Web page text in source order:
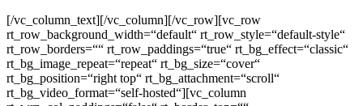
[/vc_column_text][/vc_column][/vc_row][vc_row
rt_row_background_width=“default“ rt_row_style=“default-style“
rt_row_borders=““ rt_row_paddings=“true“ rt_bg_effect=“classic“
rt_bg_image_repeat=“repeat“ rt_bg_size=“cover“
rt_bg_position=“right top“ rt_bg_attachment=“scroll“
rt_bg_video_format=“self-hosted“][vc_column